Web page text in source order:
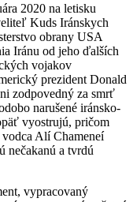
2020 na letisku
Kuds Iránskych
obrany USA
Iránu od jeho ďalších
vojakov
prezident Donald
zodpovedný za smrť
narušené iránsko-
vyostrujú, pričom
Alí Chameneí
nečakanú a tvrdú
vypracovaný